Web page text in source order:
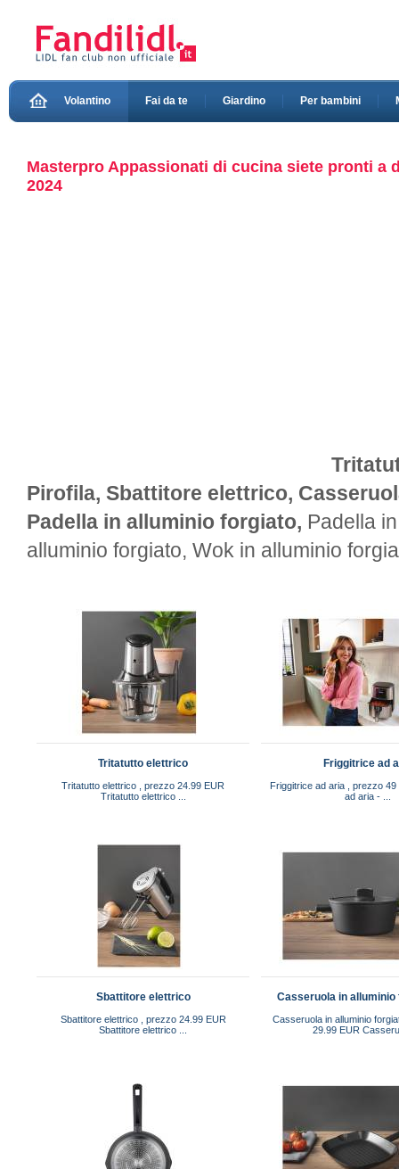
Volantino Fai da te Giardino Per bambini
Masterpro Appassionati di cucina siete pronti a
2024
Pirofila, Sbattitore elettrico,
Padella in alluminio forgiato, Padella
alluminio forgiato, Wok in alluminio
Tritatutto elettrico
Tritatutto elettrico , prezzo 24.99 EUR
Tritatutto elettrico ...
Friggitrice ad
Friggitrice ad aria , prezzo
ad aria - ...
Sbattitore elettrico
Sbattitore elettrico , prezzo 24.99 EUR
Sbattitore elettrico ...
Casseruola in alluminio
Casseruola in alluminio
29.99 EUR